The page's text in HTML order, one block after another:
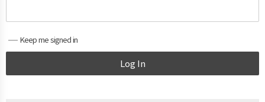
Keep me signed in
Log In